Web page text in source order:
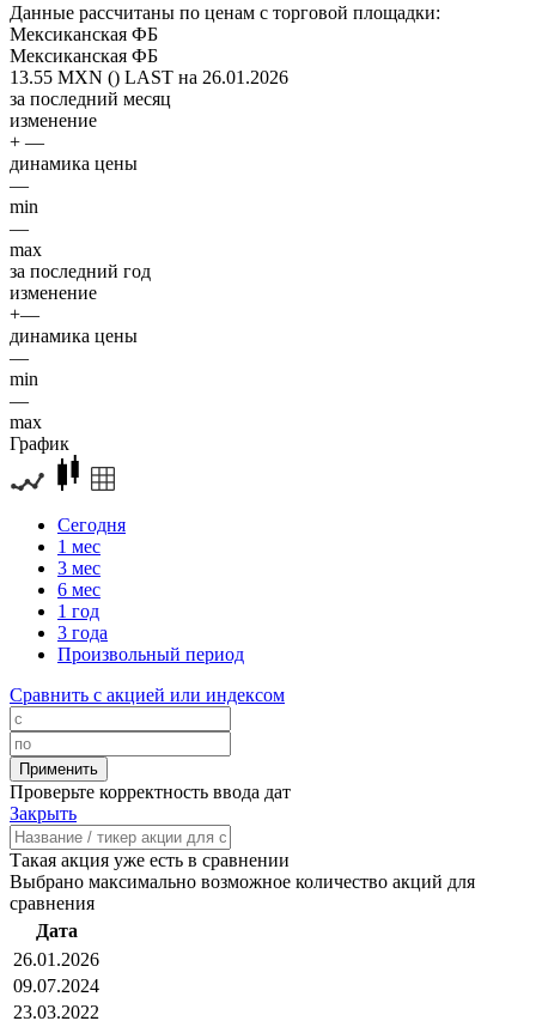
Данные рассчитаны по ценам с торговой площадки:
Мексиканская ФБ
Мексиканская ФБ
13.55 MXN () LAST на 26.01.2026
за последний месяц
изменение
+ —
динамика цены
—
min
—
max
за последний год
изменение
+—
динамика цены
—
min
—
max
График
Сегодня
1 мес
3 мес
6 мес
1 год
3 года
Произвольный период
Сравнить с акцией или индексом
Проверьте корректность ввода дат
Закрыть
Такая акция уже есть в сравнении
Выбрано максимально возможное количество акций для
сравнения
Дата
26.01.2026
09.07.2024
23.03.2022